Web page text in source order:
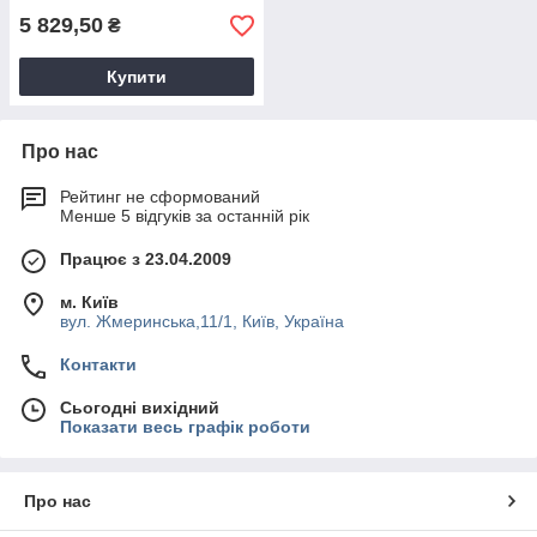
5 829,50 ₴
Купити
Про нас
Рейтинг не сформований
Менше 5 відгуків за останній рік
Працює з 23.04.2009
м. Київ
вул. Жмеринська,11/1, Київ, Україна
Контакти
Сьогодні вихідний
Показати весь графік роботи
Про нас